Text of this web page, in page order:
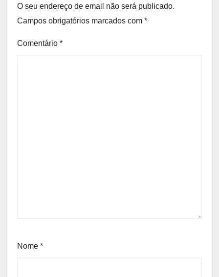
O seu endereço de email não será publicado.
Campos obrigatórios marcados com *
Comentário *
Nome *